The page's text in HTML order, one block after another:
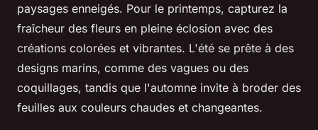
paysages enneigés. Pour le printemps, capturez la
fraîcheur des fleurs en pleine éclosion avec des
créations colorées et vibrantes. L'été se prête à des
designs marins, comme des vagues ou des
coquillages, tandis que l'automne invite à broder des
feuilles aux couleurs chaudes et changeantes.